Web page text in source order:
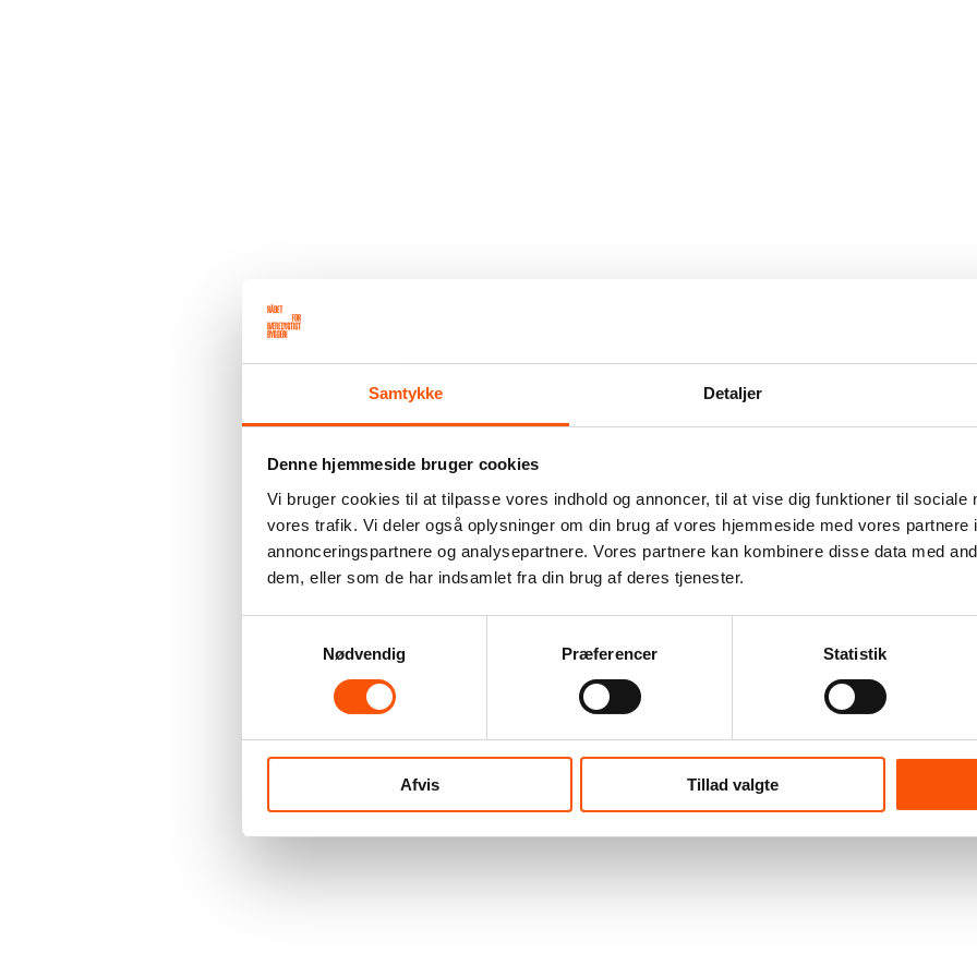
Samtykke Detaljer
Denne hjemmeside bruger cookies
Vi bruger cookies til at tilpasse vores indhold og annoncer, til at vise dig funktioner til sociale
vores trafik. Vi deler også oplysninger om din brug af vores hjemmeside med vores partnere
annonceringspartnere og analysepartnere. Vores partnere kan kombinere disse data med
dem, eller som de har indsamlet fra din brug af deres tjenester.
Nødvendig
Præferencer Statistik
Afvis Tillad valgte